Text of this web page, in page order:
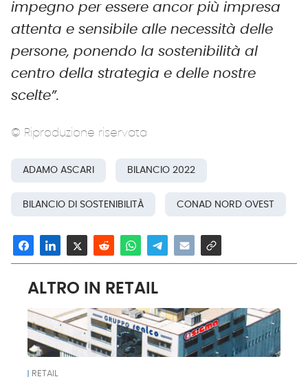
impegno per essere ancor più impresa
attenta e sensibile alle necessità delle
persone, ponendo la sostenibilità al
centro della strategia e delle nostre
scelte”.
© Riproduzione riservata
ADAMO ASCARI BILANCIO 2022
BILANCIO DI SOSTENIBILITÀ CONAD NORD OVEST
ALTRO IN RETAIL
RETAIL